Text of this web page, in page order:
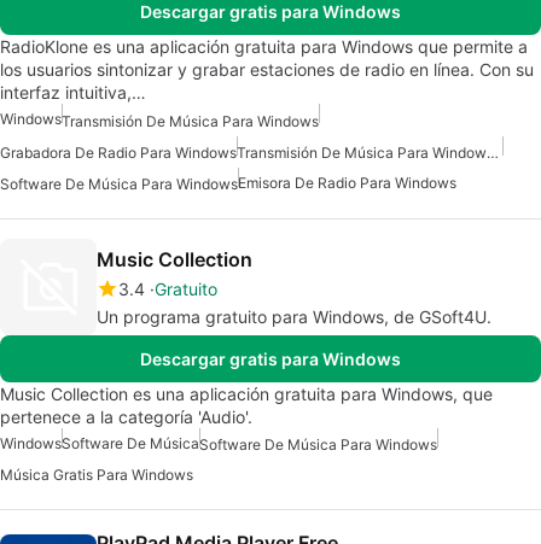
Descargar gratis para Windows
RadioKlone es una aplicación gratuita para Windows que permite a
los usuarios sintonizar y grabar estaciones de radio en línea. Con su
interfaz intuitiva,…
WindowsTransmisión De Música Para Windows
Grabadora De Radio Para Windows
Transmisión De Música Para Windows 7
Software De Música Para WindowsEmisora De Radio Para Windows
Music Collection
3.4 Gratuito
Un programa gratuito para Windows, de GSoft4U.
Descargar gratis para Windows
Music Collection es una aplicación gratuita para Windows, que
pertenece a la categoría 'Audio'.
WindowsSoftware De MúsicaSoftware De Música Para Windows
Música Gratis Para Windows